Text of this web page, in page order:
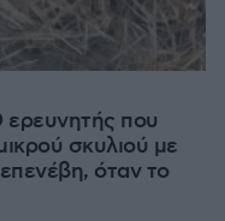
ερευνητής που
σκυλιού με
όταν το